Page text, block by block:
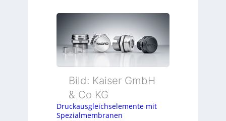
Bild: Kaiser GmbH
& Co KG
Druckausgleichselemente mit
Spezialmembranen